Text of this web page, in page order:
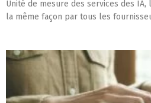
Unité de mesure des services des IA,
la même façon par tous les